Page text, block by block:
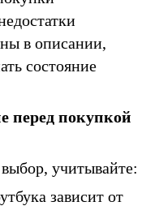
в описании,
состояние
перед покупкой
учитывайте:
зависит от